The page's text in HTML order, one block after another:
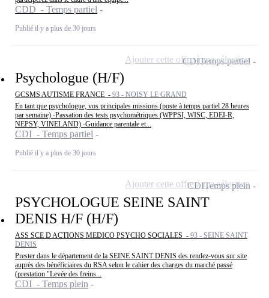
CDD - Temps partiel
Publié il y a plus de 30 jours
Psychologue (H/F)
GCSMS AUTISME FRANCE - 93 - NOISY LE GRAND
En tant que psychologue, vos principales missions (poste à temps partiel 28 heures
par semaine) -Passation des tests psychométriques (WPPSI, WISC, EDEI-R,
NEPSY, VINELAND) -Guidance parentale et...
CDI - Temps partiel
Publié il y a plus de 30 jours
CDITemps partiel
Ajouter cette offre à ma sélection
PSYCHOLOGUE SEINE SAINT
DENIS H/F (H/F)
ASS SCE D ACTIONS MEDICO PSYCHO SOCIALES - 93 - SEINE SAINT
DENIS
Prester dans le département de la SEINE SAINT DENIS des rendez-vous sur site
auprès des bénéficiaires du RSA selon le cahier des charges du marché passé
(prestation "Levée des freins...
CDI - Temps plein
CDITemps plein
Ajouter cette offre à ma sélection